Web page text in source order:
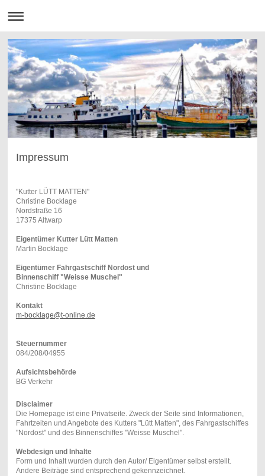
Impressum
"Kutter LÜTT MATTEN"
Christine Bocklage
Nordstraße 16
17375 Altwarp
Eigentümer Kutter Lütt Matten
Martin Bocklage
Eigentümer Fahrgastschiff Nordost und
Binnenschiff "Weisse Muschel"
Christine Bocklage
Kontakt
m-bocklage@t-online.de
Steuernummer
084/208/04955
Aufsichtsbehörde
BG Verkehr
Disclaimer
Die Homepage ist eine Privatseite. Zweck der Seite sind Informationen,
Fahrtzeiten und Angebote des Kutters "Lütt Matten", des Fahrgastschiffes
"Nordost" und des Binnenschiffes "Weisse Muschel".
Webdesign und Inhalte
Form und Inhalt wurden durch den Autor/ Eigentümer selbst erstellt.
Andere Beiträge sind entsprechend gekennzeichnet.